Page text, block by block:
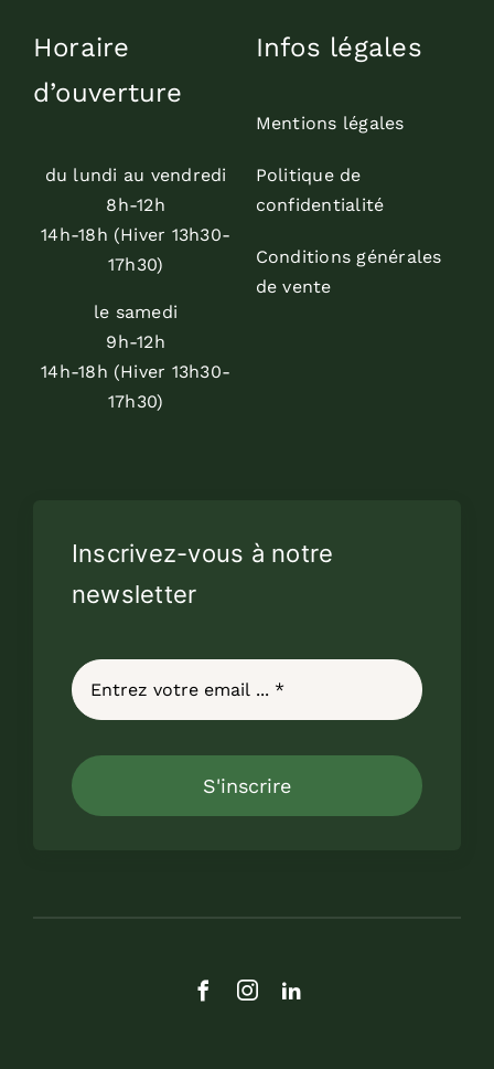
Horaire
d’ouverture
du lundi au vendredi
8h-12h
14h-18h (Hiver 13h30-
17h30)
le samedi
9h-12h
14h-18h (Hiver 13h30-
17h30)
Infos légales
Mentions légales
Politique de
confidentialité
Conditions générales
de vente
Inscrivez-vous à notre
newsletter
S'inscrire